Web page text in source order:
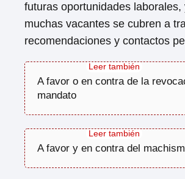
futuras oportunidades laborales,
muchas vacantes se cubren a
recomendaciones y contactos
A favor o en contra de la
mandato
A favor y en contra del